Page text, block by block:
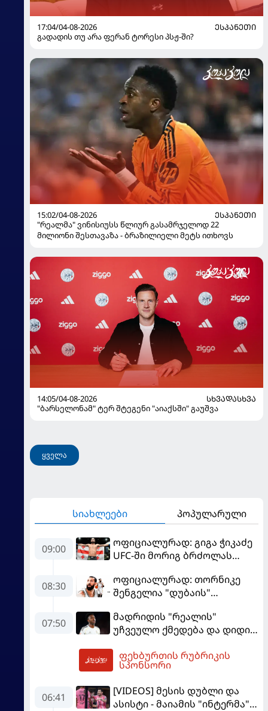
17:04/04-08-2026
ᲔᲡᲞᲐᲜᲔᲗᲘ
გადადის თუ არა ფერან ტორესი პსჟ-ში?
15:02/04-08-2026
ᲔᲡᲞᲐᲜᲔᲗᲘ
"რეალმა" ვინისიუსს წლიურ გასამრჯელოდ 22
მილიონი შესთავაზა - ბრაზილიელი მეტს ითხოვს
14:05/04-08-2026
ᲡᲮᲕᲐᲓᲐᲡᲮᲕᲐ
"ბარსელონამ" ტერ შტეგენი "აიაქსში" გაუშვა
ყველა
სიახლეები პოპულარული
09:00
ოფიციალურად: გიგა ჭიკაძე
UFC-ში მორიგ ბრძოლას
08:30
ოფიციალურად: თორნიკე
შენგელია "დუბაის"
07:50
მადრიდის "რეალის"
უჩვეულო ქმედება და დიდი
მომავალი გადაწყდა
ფეხბურთის რუბრიკის
სპონსორი
06:41
[VIDEOS] მესის დუბლი და
ასისტი - მაიამის "ინტერმა"